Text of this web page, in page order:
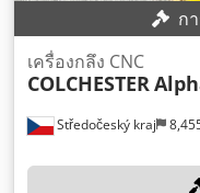
ก
Středočeský kraj
เครื่องกลึง CNC
COLCHESTER